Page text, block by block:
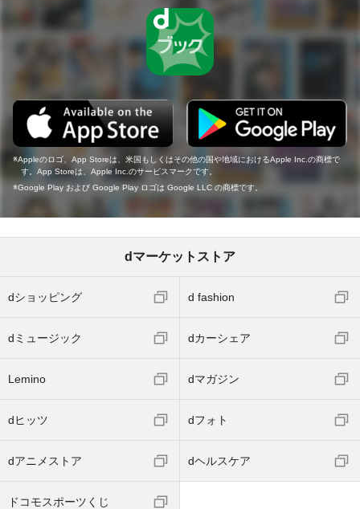
Appleのロゴ、App Storeは、米国もしくはその他の国や地域におけるApple Inc.の商標で
す。App Storeは、Apple Inc.のサービスマークです。
Google Play および Google Play ロゴは Google LLC の商標です。
dマーケットストア
dショッピング d fashion
dミュージック dカーシェア
Lemino dマガジン
dヒッツ dフォト
dアニメストア dヘルスケア
ドコモスポーツくじ